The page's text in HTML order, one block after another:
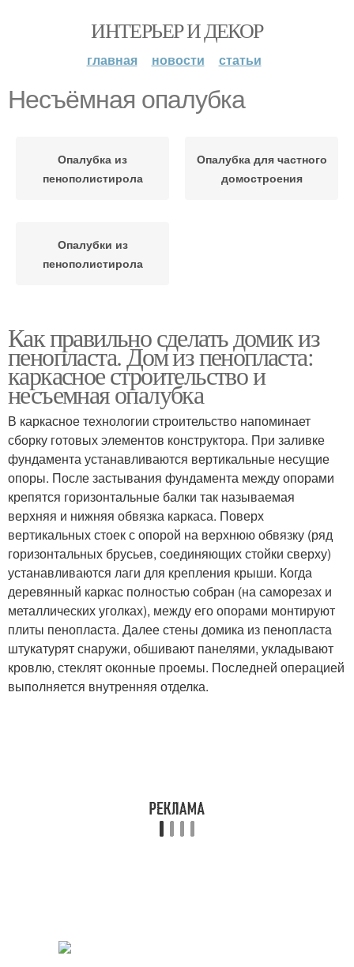
ИНТЕРЬЕР И ДЕКОР
главная новости статьи
Несъёмная опалубка
Опалубка из
пенополистирола
Опалубка для частного
домостроения
Опалубки из
пенополистирола
Как правильно сделать домик из
пенопласта. Дом из пенопласта:
каркасное строительство и
несъемная опалубка
В каркасное технологии строительство напоминает
сборку готовых элементов конструктора. При заливке
фундамента устанавливаются вертикальные несущие
опоры. После застывания фундамента между опорами
крепятся горизонтальные балки так называемая
верхняя и нижняя обвязка каркаса. Поверх
вертикальных стоек с опорой на верхнюю обвязку (ряд
горизонтальных брусьев, соединяющих стойки сверху)
устанавливаются лаги для крепления крыши. Когда
деревянный каркас полностью собран (на саморезах и
металлических уголках), между его опорами монтируют
плиты пенопласта. Далее стены домика из пенопласта
штукатурят снаружи, обшивают панелями, укладывают
кровлю, стеклят оконные проемы. Последней операцией
выполняется внутренняя отделка.